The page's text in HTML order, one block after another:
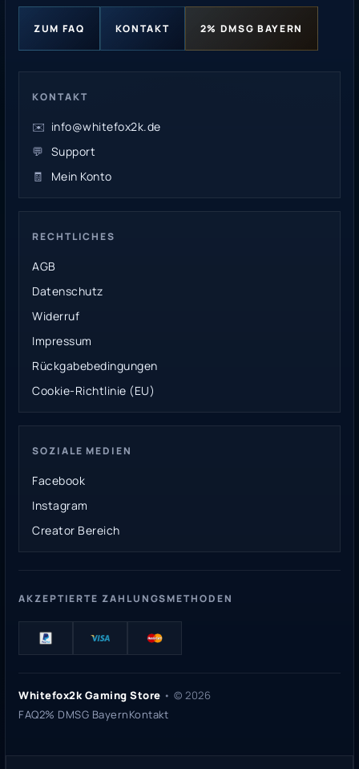
ZUM FAQ KONTAKT 2% DMSG BAYERN
KONTAKT
✉️ info@whitefox2k.de
💬 Support
🧾
Mein Konto
RECHTLICHES
AGB
Datenschutz
Widerruf
Impressum
Rückgabebedingungen
Cookie-Richtlinie (EU)
SOZIALE MEDIEN
Facebook
Instagram
Creator Bereich
AKZEPTIERTE ZAHLUNGSMETHODEN
Whitefox2k Gaming Store • © 2026
FAQ2% DMSG BayernKontakt